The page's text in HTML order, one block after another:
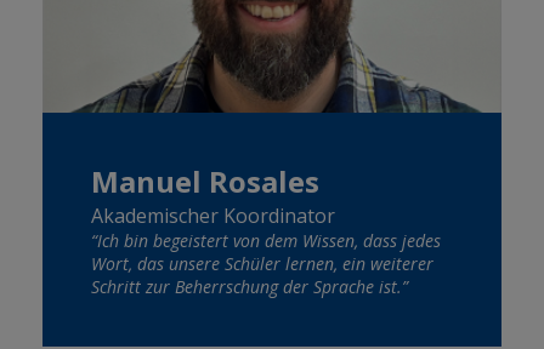
Manuel Rosales
Akademischer Koordinator
“Ich bin begeistert von dem Wissen, dass jedes
Wort, das unsere Schüler lernen, ein weiterer
Schritt zur Beherrschung der Sprache ist.”